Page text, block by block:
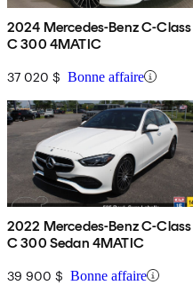
2024 Mercedes-Benz C-Class
C 300 4MATIC
37 020 $ Bonne affaire
2022 Mercedes-Benz C-Class
C 300 Sedan 4MATIC
39 900 $ Bonne affaire